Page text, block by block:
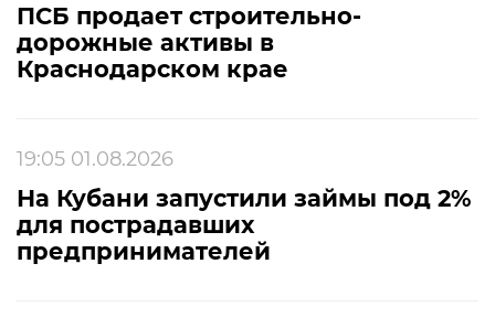
ПСБ продает строительно-
дорожные активы в
Краснодарском крае
19:05 01.08.2026
На Кубани запустили займы под 2%
для пострадавших
предпринимателей